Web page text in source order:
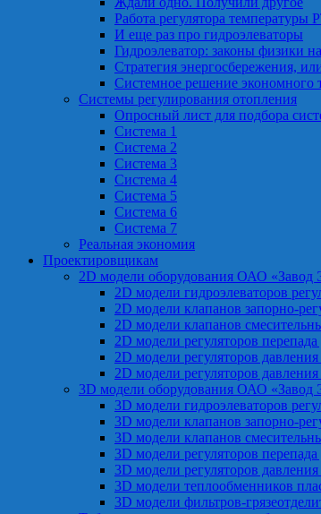
Работа регулятора
И еще раз про гидроэлеваторы
Гидроэлеватор: законы физики
Стратегия энергосбережения,
Системное решение
Системы регулирования отопления
Опросный лист для подбора
Система 1
Система 2
Система 3
Система 4
Система 5
Система 6
Система 7
Реальная экономия
Проектировщикам
2D модели оборудования ОАО «Завод
2D модели гидроэлеваторов
2D модели клапанов запорно-
2D модели клапанов
2D модели регуляторов
2D модели регуляторов
2D модели регуляторов
3D модели оборудования ОАО «Завод
3D модели гидроэлеваторов
3D модели клапанов запорно-
3D модели клапанов
3D модели регуляторов
3D модели регуляторов
3D модели теплообменников
3D модели фильтров-